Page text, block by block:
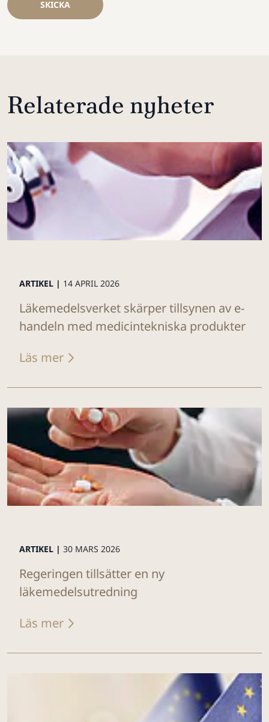
SKICKA
Relaterade nyheter
ARTIKEL | 14 APRIL 2026
Läkemedelsverket skärper tillsynen av e-
handeln med medicintekniska produkter
Läs mer
ARTIKEL | 30 MARS 2026
Regeringen tillsätter en ny
läkemedelsutredning
Läs mer